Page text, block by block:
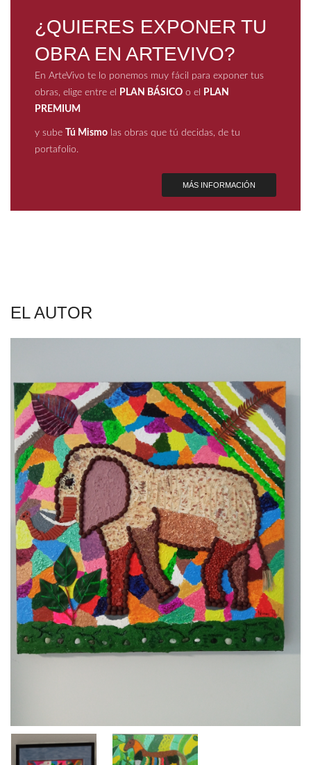
¿QUIERES EXPONER TU
OBRA EN ARTEVIVO?
En ArteVivo te lo ponemos muy fácil para exponer tus
obras, elige entre el
PLAN BÁSICO o el
PLAN
PREMIUM
y sube Tú Mismo las obras que tú decidas, de tu
portafolio.
MÁS INFORMACIÓN
EL AUTOR